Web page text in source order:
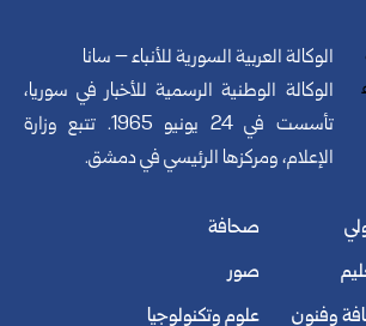
الوكالة العربية السورية للأنباء – سانا
الوكالة الوطنية الرسمية للأخبار في سوريا،
تأسست في 24 يونيو 1965. تتبع وزارة
الإعلام، ومركزها الرئيسي في دمشق.
وفنون
صحافة
صور
علوم وتكنولوجيا